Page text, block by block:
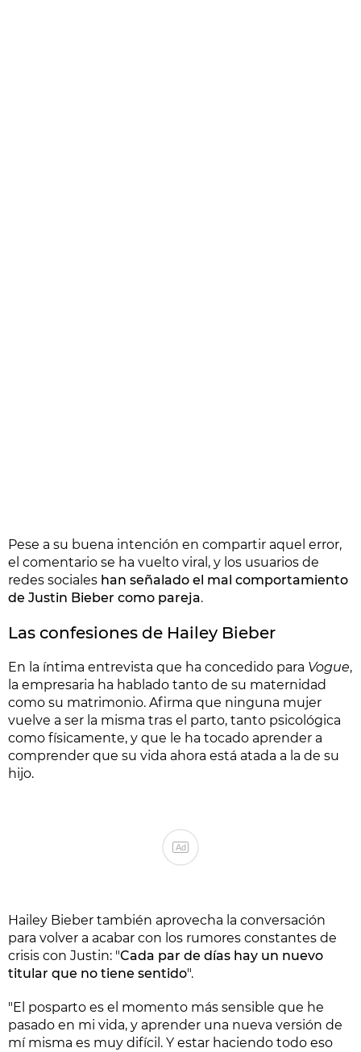
Pese a su buena intención en compartir aquel error,
el comentario se ha vuelto viral, y los usuarios de
redes sociales han señalado el mal comportamiento
de Justin Bieber como pareja.
Las confesiones de Hailey Bieber
En la íntima entrevista que ha concedido para Vogue,
la empresaria ha hablado tanto de su maternidad
como su matrimonio. Afirma que ninguna mujer
vuelve a ser la misma tras el parto, tanto psicológica
como físicamente, y que le ha tocado aprender a
comprender que su vida ahora está atada a la de su
hijo.
Ad
Hailey Bieber también aprovecha la conversación
para volver a acabar con los rumores constantes de
crisis con Justin: "Cada par de días hay un nuevo
titular que no tiene sentido".
"El posparto es el momento más sensible que he
pasado en mi vida, y aprender una nueva versión de
mí misma es muy difícil. Y estar haciendo todo eso